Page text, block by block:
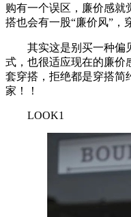
购有一个误区，廉价感就
搭也会有一股“廉价风”，
其实这是别买一种偏
式，也很适应现在的廉价
套穿搭，拒绝都是穿搭简
家！！
LOOK1